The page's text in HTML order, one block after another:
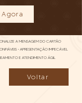
A MENSAGEM DO CARTÃO
• APRESENTAÇÃO IMPECÁVEL
E ATENDIMENTO ÁGIL
Voltar